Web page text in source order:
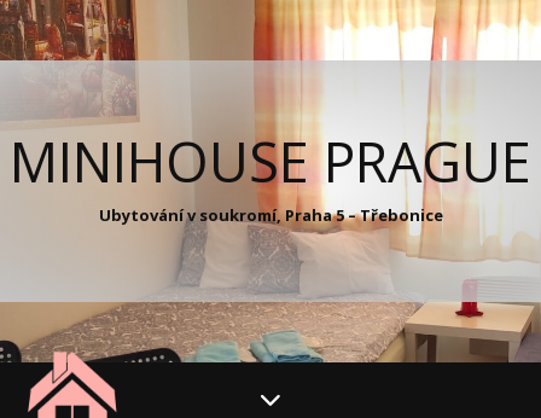
MINIHOUSE PRAGUE
Ubytování v soukromí, Praha 5 – Třebonice